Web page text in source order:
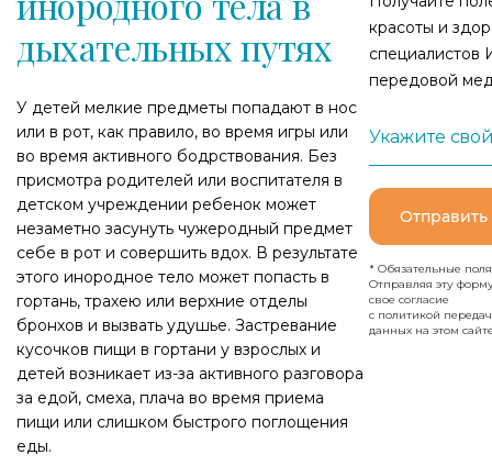
дыхательных путях
У детей мелкие предметы попадают в нос
или в рот, как правило, во время игры или
во время активного бодрствования. Без
присмотра родителей или воспитателя в
детском учреждении ребенок может
незаметно засунуть чужеродный предмет
себе в рот и совершить вдох. В результате
этого инородное тело может попасть в
гортань, трахею или верхние отделы
бронхов и вызвать удушье. Застревание
кусочков пищи в гортани у взрослых и
детей возникает из-за активного разговора
за едой, смеха, плача во время приема
пищи или слишком быстрого поглощения
еды.
красоты и
специалистов
передовой
Укажите
Отправить
* Обязательные поля
Отправляя эту
свое согласие
с политикой
данных на этом